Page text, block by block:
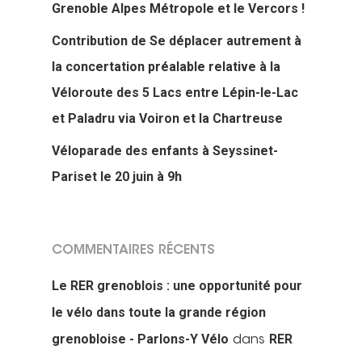
Grenoble Alpes Métropole et le Vercors !
Contribution de Se déplacer autrement à
la concertation préalable relative à la
Véloroute des 5 Lacs entre Lépin-le-Lac
et Paladru via Voiron et la Chartreuse
Véloparade des enfants à Seyssinet-
Pariset le 20 juin à 9h
COMMENTAIRES RÉCENTS
Le RER grenoblois : une opportunité pour
le vélo dans toute la grande région
grenobloise - Parlons-Y Vélo dans RER